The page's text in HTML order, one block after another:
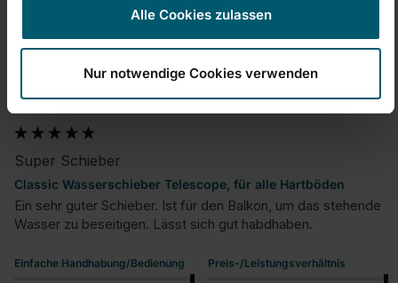
Alle Cookies zulassen
Nur notwendige Cookies verwenden
Verified Customer
Cgtrm
Super Schieber
Classic Wasserschieber Telescope, für alle Hartböden
Ein sehr guter Schieber. Ist für den Balkon, um das stehende
Wasser zu beseitigen. Lässt sich gut habdhaben.
Einfache Handhabung/Bedienung Preis-/Leistungsverhältnis